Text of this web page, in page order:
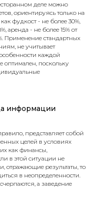
деле можно
ориентируясь только на
фудкост - не более 30%,
аренда - не более 15% от
Применение стандартных
не учитывает
каждой
оптимален, поскольку
информации
представляет собой
целей в условиях
как финансы,
в этой ситуации не
отражающие результаты, то
в неопределенности.
а заведение